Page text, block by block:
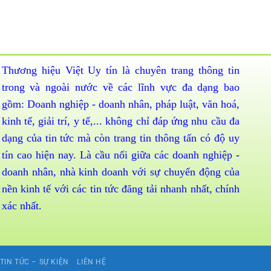
Thương hiệu Việt Uy tín là chuyên trang thông tin
trong và ngoài nước về các lĩnh vực đa dạng bao
gồm: Doanh nghiệp - doanh nhân, pháp luật, văn hoá,
kinh tế, giải trí, y tế,... không chỉ đáp ứng nhu cầu đa
dạng của tin tức mà còn trang tin thông tấn có độ uy
tín cao hiện nay. Là cầu nối giữa các doanh nghiệp -
doanh nhân, nhà kinh doanh với sự chuyển động của
nền kinh tế với các tin tức đăng tải nhanh nhất, chính
xác nhất.
TIN TỨC – SỰ KIỆN LIÊN HỆ